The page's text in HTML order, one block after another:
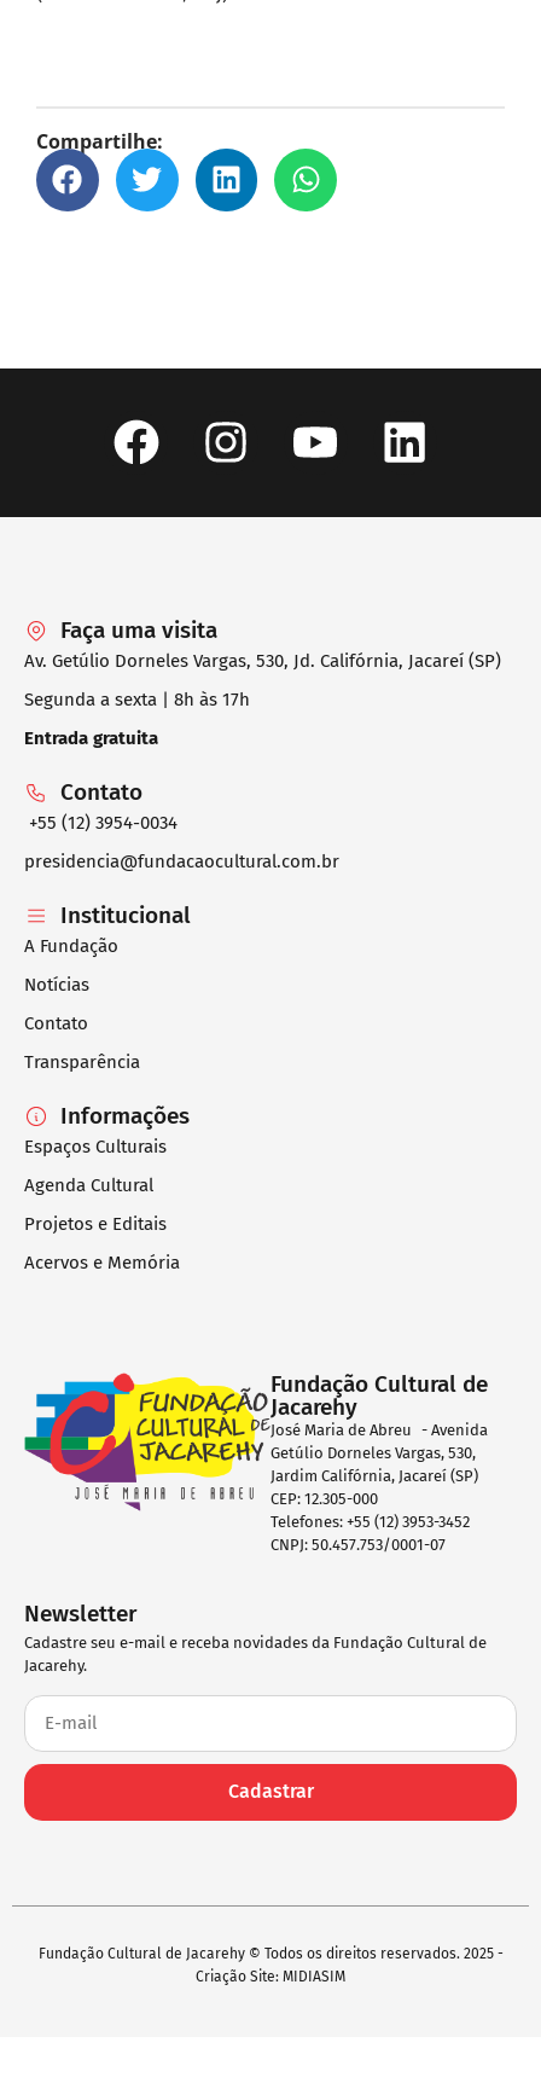
Compartilhe:
Faça uma visita
Av. Getúlio Dorneles Vargas, 530, Jd. Califórnia, Jacareí (SP)
Segunda a sexta | 8h às 17h
Entrada gratuita
Contato
+55 (12) 3954-0034
presidencia@fundacaocultural.com.br
Institucional
A Fundação
Notícias
Contato
Transparência
Informações
Espaços Culturais
Agenda Cultural
Projetos e Editais
Acervos e Memória
Fundação Cultural de
Jacarehy
José Maria de Abreu - Avenida
Getúlio Dorneles Vargas, 530,
Jardim Califórnia, Jacareí (SP)
CEP: 12.305-000
Telefones: +55 (12) 3953-3452
CNPJ: 50.457.753/0001-07
Newsletter
Cadastre seu e-mail e receba novidades da Fundação Cultural de
Jacarehy.
Cadastrar
Fundação Cultural de Jacarehy © Todos os direitos reservados. 2025 -
Criação Site: MIDIASIM